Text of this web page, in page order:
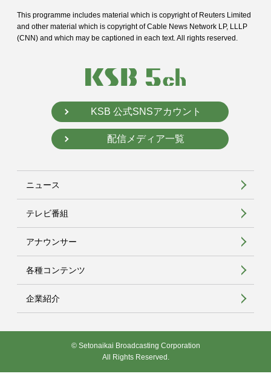
This programme includes material which is copyright of Reuters Limited
and other material which is copyright of Cable News Network LP, LLLP
(CNN) and which may be captioned in each text. All rights reserved.
KSB 公式SNSアカウント
配信メディア一覧
ニュース
テレビ番組
アナウンサー
各種コンテンツ
企業紹介
© Setonaikai Broadcasting Corporation
All Rights Reserved.